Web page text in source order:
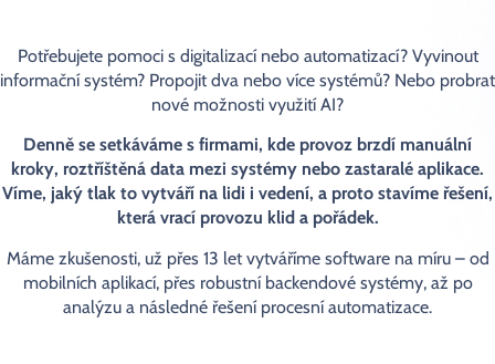
Potřebujete pomoci s digitalizací nebo automatizací? Vyvinout
informační systém? Propojit dva nebo více systémů? Nebo probrat
nové možnosti využití AI?
Denně se setkáváme s firmami, kde provoz brzdí manuální
kroky, roztříštěná data mezi systémy nebo zastaralé aplikace.
Víme, jaký tlak to vytváří na lidi i vedení, a proto stavíme řešení,
která vrací provozu klid a pořádek.
Máme zkušenosti, už přes 13 let vytváříme software na míru – od
mobilních aplikací, přes robustní backendové systémy, až po
analýzu a následné řešení procesní automatizace.